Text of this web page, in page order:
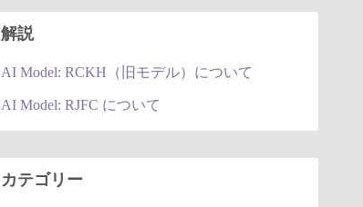
解説
AI Model: RCKH（旧モデル）について
AI Model: RJFC について
カテゴリー